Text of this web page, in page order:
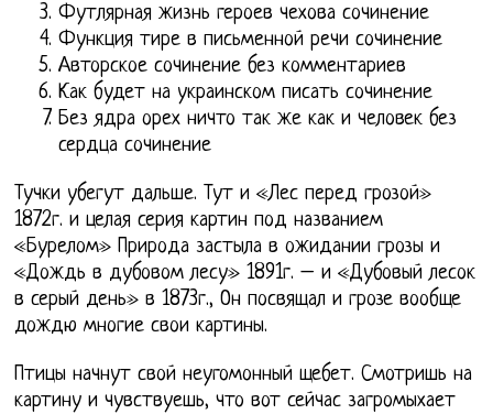
Футлярная жизнь героев чехова сочинение
Функция тире в письменной речи сочинение
Авторское сочинение без комментариев
Как будет на украинском писать сочинение
Без ядра орех ничто так же как и человек без
сердца сочинение
Тучки убегут дальше. Тут и «Лес перед грозой»
1872г. и целая серия картин под названием
«Бурелом» Природа застыла в ожидании грозы и
«Дождь в дубовом лесу» 1891г. – и «Дубовый лесок
в серый день» в 1873г., Он посвящал и грозе вообще
дождю многие свои картины.
Птицы начнут свой неугомонный щебет. Смотришь на
картину и чувствуешь, что вот сейчас загромыхает